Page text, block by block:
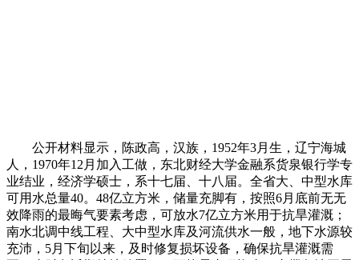
公开材料显示，陈政高，汉族，1952年3月生，辽宁海城
人，1970年12月加入工做，东北财经大学金融系货泉银行学专
业结业，经济学硕士，系十七届、十八届。全省大、中型水库
可用水总量40。48亿立方米，储量充脚有，按照6月底前无无
效降雨的最晦气要素考虑，可放水7亿立方米用于抗旱灌溉；
南水北调中线工程、大中型水库及河流供水一般，地下水源较
充沛，5月下旬以来，及时修复损坏设备，确保抗旱灌溉需